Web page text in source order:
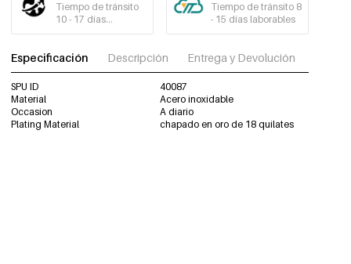
Tiempo de tránsito
10 - 17 días
laborables
Tiempo de tránsito 8
- 15 días laborables
Especificación Descripción Entrega y Devolución
SPU ID
40087
Material
Acero inoxidable
Occasion
A diario
Plating Material
chapado en oro de 18 quilates